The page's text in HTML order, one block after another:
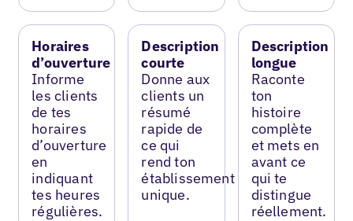
Horaires
d’ouverture
Informe
les clients
de tes
horaires
d’ouverture
en
indiquant
tes heures
régulières.
Description
courte
Donne aux
clients un
résumé
rapide de
ce qui
rend ton
établissement
unique.
Description
longue
Raconte
ton
histoire
complète
et mets en
avant ce
qui te
distingue
réellement.